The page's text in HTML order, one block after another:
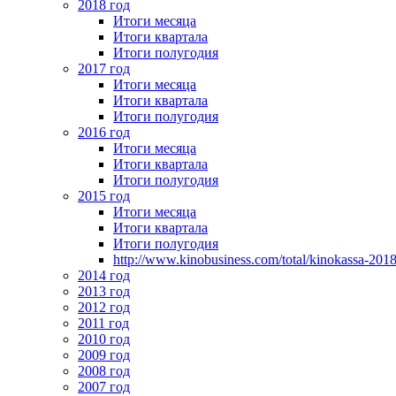
2018 год
Итоги месяца
Итоги квартала
Итоги полугодия
2017 год
Итоги месяца
Итоги квартала
Итоги полугодия
2016 год
Итоги месяца
Итоги квартала
Итоги полугодия
2015 год
Итоги месяца
Итоги квартала
Итоги полугодия
http://www.kinobusiness.com/total/kinokassa-
2014 год
2013 год
2012 год
2011 год
2010 год
2009 год
2008 год
2007 год